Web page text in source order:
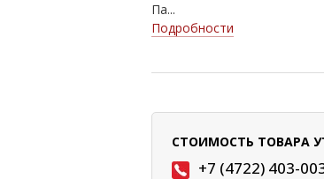
Па...
Подробности
СТОИМОСТЬ ТОВАРА
+7 (4722) 403-